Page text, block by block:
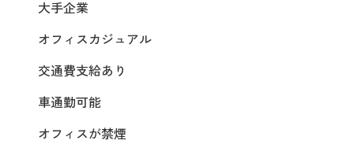
大手企業
オフィスカジュアル
交通費支給あり
車通勤可能
オフィスが禁煙